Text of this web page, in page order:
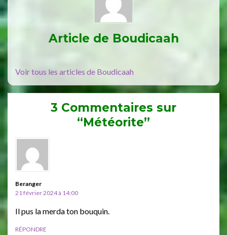
Article de Boudicaah
Voir tous les articles de Boudicaah
3 Commentaires sur
“Météorite”
Beranger
21 février 2024 à 14:00
Il pus la merda ton bouquin.
RÉPONDRE